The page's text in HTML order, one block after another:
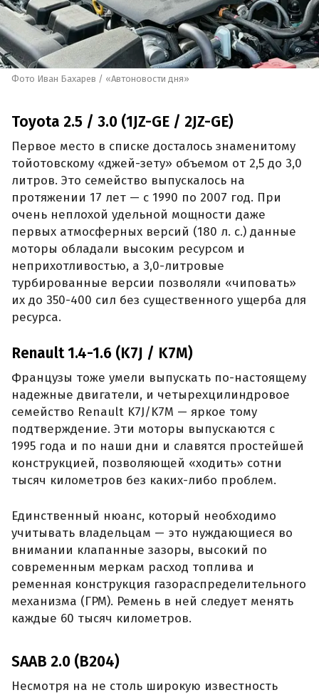
Фото Иван Бахарев / «Автоновости дня»
Toyota 2.5 / 3.0 (1JZ-GE / 2JZ-GE)
Первое место в списке досталось знаменитому
тойотовскому «джей-зету» объемом от 2,5 до 3,0
литров. Это семейство выпускалось на
протяжении 17 лет — с 1990 по 2007 год. При
очень неплохой удельной мощности даже
первых атмосферных версий (180 л. с.) данные
моторы обладали высоким ресурсом и
неприхотливостью, а 3,0-литровые
турбированные версии позволяли «чиповать»
их до 350-400 сил без существенного ущерба для
ресурса.
Renault 1.4-1.6 (K7J / K7M)
Французы тоже умели выпускать по-настоящему
надежные двигатели, и четырехцилиндровое
семейство Renault K7J/K7M — яркое тому
подтверждение. Эти моторы выпускаются с
1995 года и по наши дни и славятся простейшей
конструкцией, позволяющей «ходить» сотни
тысяч километров без каких-либо проблем.
Единственный нюанс, который необходимо
учитывать владельцам — это нуждающиеся во
внимании клапанные зазоры, высокий по
современным меркам расход топлива и
ременная конструкция газораспределительного
механизма (ГРМ). Ремень в ней следует менять
каждые 60 тысяч километров.
SAAB 2.0 (B204)
Несмотря на не столь широкую известность